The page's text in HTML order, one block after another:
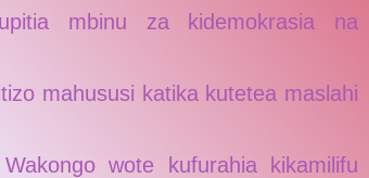
mbinu za kidemokrasia na
mahususi katika kutetea maslahi
wote kufurahia kikamilifu